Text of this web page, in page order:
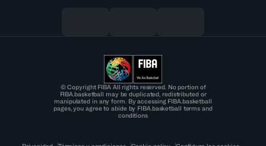
© Copyright FIBA All rights reserved. No portion of
FIBA.basketball may be duplicated, redistributed or
manipulated in any form. By accessing FIBA.basketball
pages, you agree to abide by FIBA.basketball terms and
conditions